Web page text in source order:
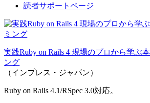
読者サポートページ
実践Ruby on Rails 4 現場のプロから学ぶ
ング
（インプレス・ジャパン）
Ruby on Rails 4.1/RSpec 3.0対応。